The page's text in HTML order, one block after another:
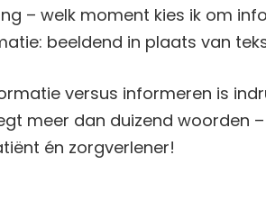
– welk moment kies ik om
beeldend in plaats van
versus informeren is
meer dan duizend woorden
én zorgverlener!